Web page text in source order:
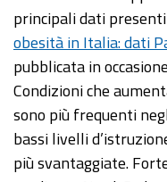
principali dati
obesità in Italia: dati
pubblicata in
Condizioni che
sono più frequenti
bassi livelli
più svantaggiate.